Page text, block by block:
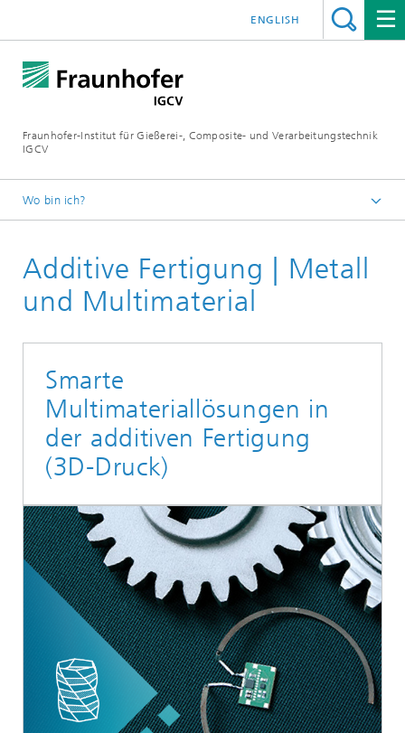
Fraunhofer-Institut für Gießerei-, Composite- und Verarbeitungstechnik
IGCV
ENGLISH
Wo bin ich?
Themen und Technologietransfer
Additive Fertigung | Metall
und Multimaterial
Smarte
Multimateriallösungen in
der additiven Fertigung
(3D-Druck)